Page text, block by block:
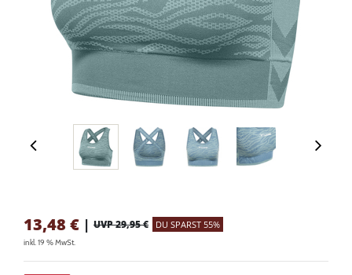
13,48 € | UVP 29,95 € DU SPARST 55%
inkl. 19 % MwSt.